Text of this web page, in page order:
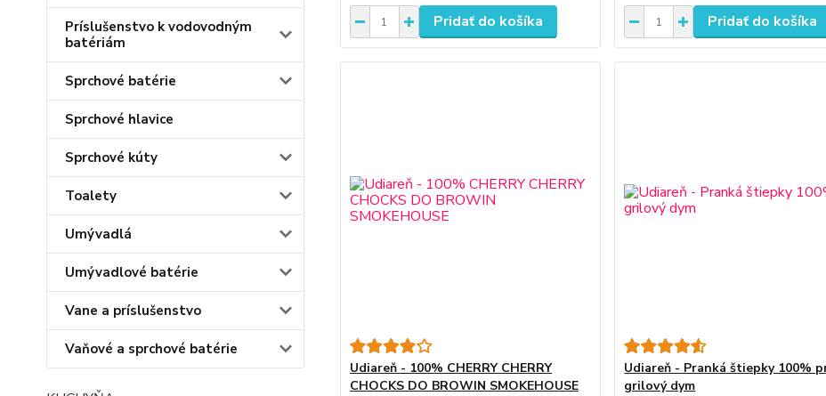
Príslušenstvo k vodovodným
batériám
Sprchové batérie
Sprchové hlavice
Sprchové kúty
Toalety
Umývadlá
Umývadlové batérie
Vane a príslušenstvo
Vaňové a sprchové batérie
Pridať do košíka Pridať do košíka
Udiareň - 100% CHERRY CHERRY
CHOCKS DO BROWIN SMOKEHOUSE
Udiareň - Pranká štiepky 100%
grilový dym